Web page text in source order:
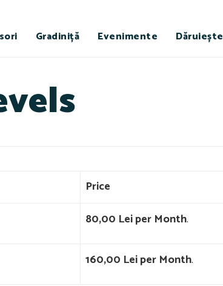
Gradiniță Evenimente Dăruiește
Price
80,00 Lei per Month.
160,00 Lei per Month.